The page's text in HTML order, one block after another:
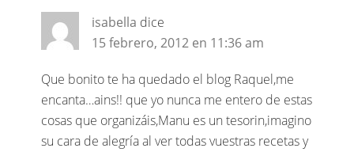
isabella dice
15 febrero, 2012 en 11:36 am
Que bonito te ha quedado el blog Raquel,me
encanta…ains!! que yo nunca me entero de estas
cosas que organizáis,Manu es un tesorin,imagino
su cara de alegría al ver todas vuestras recetas y